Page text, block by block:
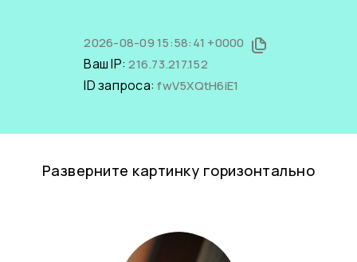
2026-08-09 15:58:41 +0000
Ваш IP:216.73.217.152
ID запроса:fwV5XQtH6iE1
Разверните картинку горизонтально